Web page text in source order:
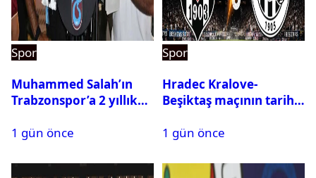
Spor
Muhammed Salah’ın
Trabzonspor’a 2 yıllık
1 gün önce
Spor
Hradec Kralove-
Beşiktaş maçının tarihi
1 gün önce